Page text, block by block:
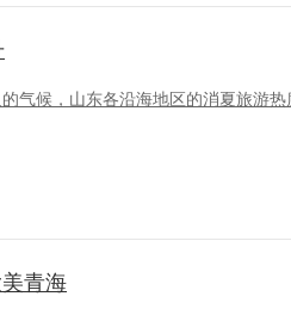
气候，山东各沿海地区的消夏旅游热
青海